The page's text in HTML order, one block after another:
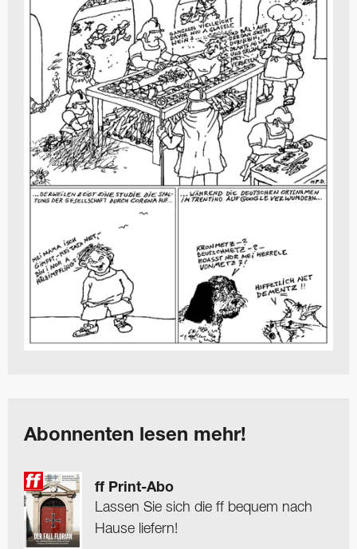
Abonnenten lesen mehr!
ff Print-Abo
Lassen Sie sich die ff bequem nach
Hause liefern!